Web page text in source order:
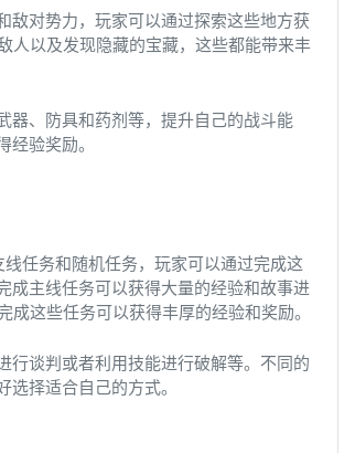
敌对势力，玩家可以通过探索这些地方获
人以及发现隐藏的宝藏，这些都能带来丰
器、防具和药剂等，提升自己的战斗能
验奖励。
任务和随机任务，玩家可以通过完成这
成主线任务可以获得大量的经验和故事进
这些任务可以获得丰厚的经验和奖励。
行谈判或者利用技能进行破解等。不同的
择适合自己的方式。